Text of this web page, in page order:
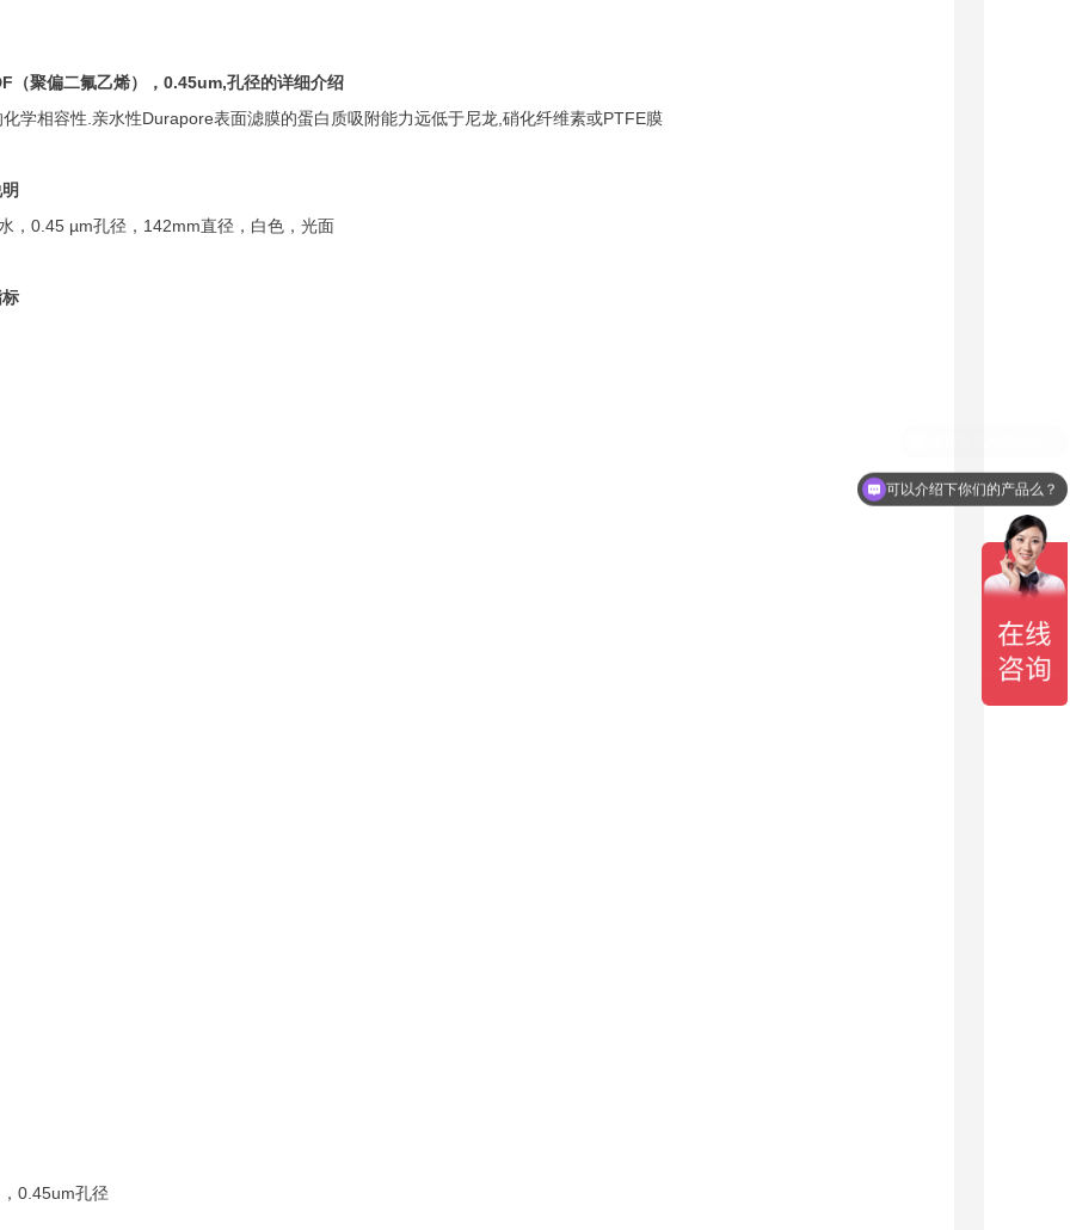
（聚偏二氟乙烯），0.45um,孔径的详细介绍
学相容性.亲水性Durapore表面滤膜的蛋白质吸附能力远低于尼龙,硝化纤维素或PTFE膜
，0.45 µm孔径，142mm直径，白色，光面
0.45um孔径
可以介绍下你们的产品么？